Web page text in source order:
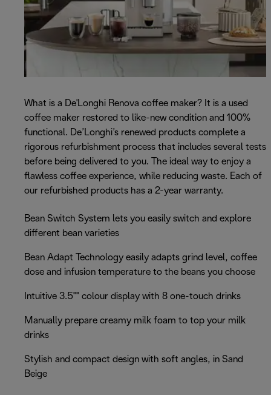
What is a De'Longhi Renova coffee maker? It is a used
coffee maker restored to like-new condition and 100%
functional. De’Longhi’s renewed products complete a
rigorous refurbishment process that includes several tests
before being delivered to you. The ideal way to enjoy a
flawless coffee experience, while reducing waste. Each of
our refurbished products has a 2-year warranty.
Bean Switch System lets you easily switch and explore
different bean varieties
Bean Adapt Technology easily adapts grind level, coffee
dose and infusion temperature to the beans you choose
Intuitive 3.5"" colour display with 8 one-touch drinks
Manually prepare creamy milk foam to top your milk
drinks
Stylish and compact design with soft angles, in Sand
Beige